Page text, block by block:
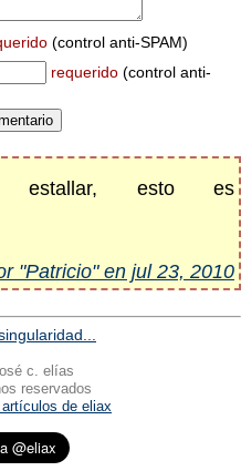
(control anti-SPAM)
requerido (control anti-
esto es
"Patricio" en jul 23, 2010
c. elías
reservados
de eliax